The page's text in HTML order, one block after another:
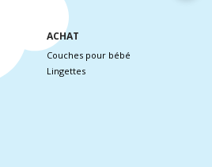
ACHAT
Couches pour bébé
Lingettes